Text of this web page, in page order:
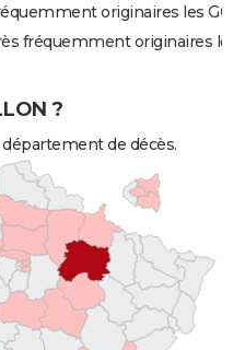
originaires les
fréquemment originaires
?
de décès.